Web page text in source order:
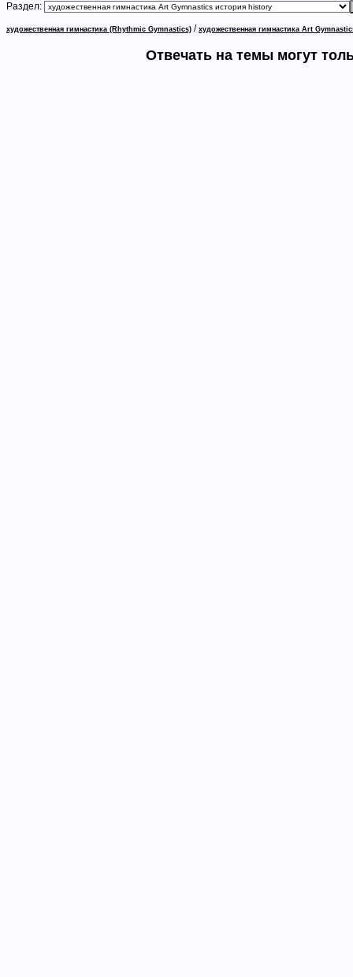
Раздел:
художественная гимнастика (Rhythmic Gymnastics) / художественная гимнастика Art
Отвечать на темы могут